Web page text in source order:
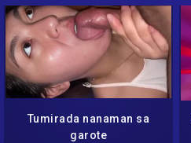
Tumirada nanaman sa
garote